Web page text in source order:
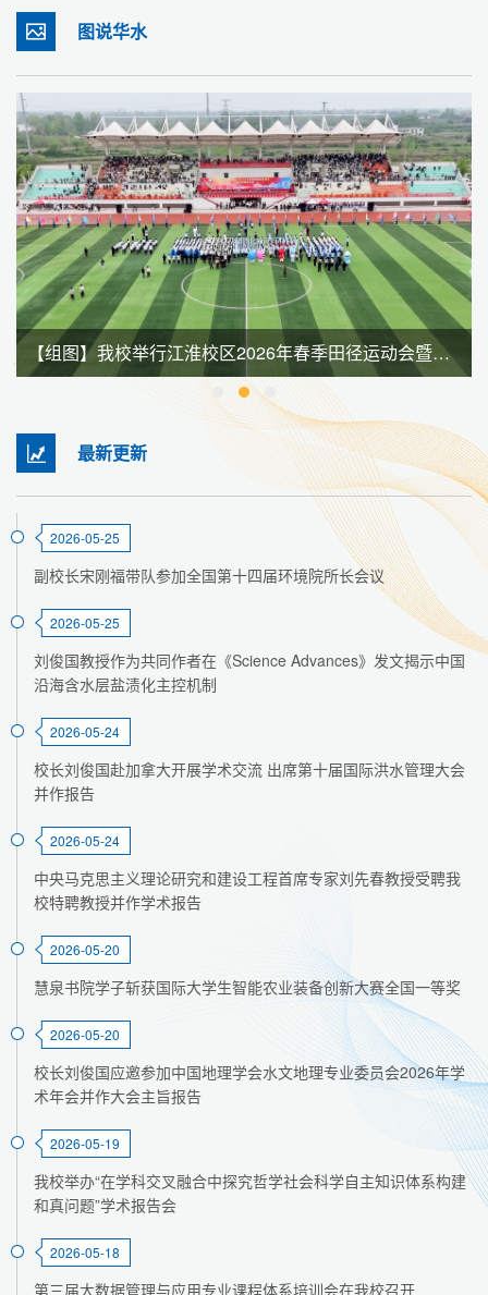
图说华水
【组图】我校举行江淮校区2026年春季田径运动会暨全民健身大会
最新更新
2026-05-25
副校长宋刚福带队参加全国第十四届环境院所长会议
2026-05-25
刘俊国教授作为共同作者在《Science Advances》发文揭示中国
沿海含水层盐渍化主控机制
2026-05-24
校长刘俊国赴加拿大开展学术交流 出席第十届国际洪水管理大会
并作报告
2026-05-24
中央马克思主义理论研究和建设工程首席专家刘先春教授受聘我
校特聘教授并作学术报告
2026-05-20
慧泉书院学子斩获国际大学生智能农业装备创新大赛全国一等奖
2026-05-20
校长刘俊国应邀参加中国地理学会水文地理专业委员会2026年学
术年会并作大会主旨报告
2026-05-19
我校举办“在学科交叉融合中探究哲学社会科学自主知识体系构建
和真问题”学术报告会
2026-05-18
第三届大数据管理与应用专业课程体系培训会在我校召开